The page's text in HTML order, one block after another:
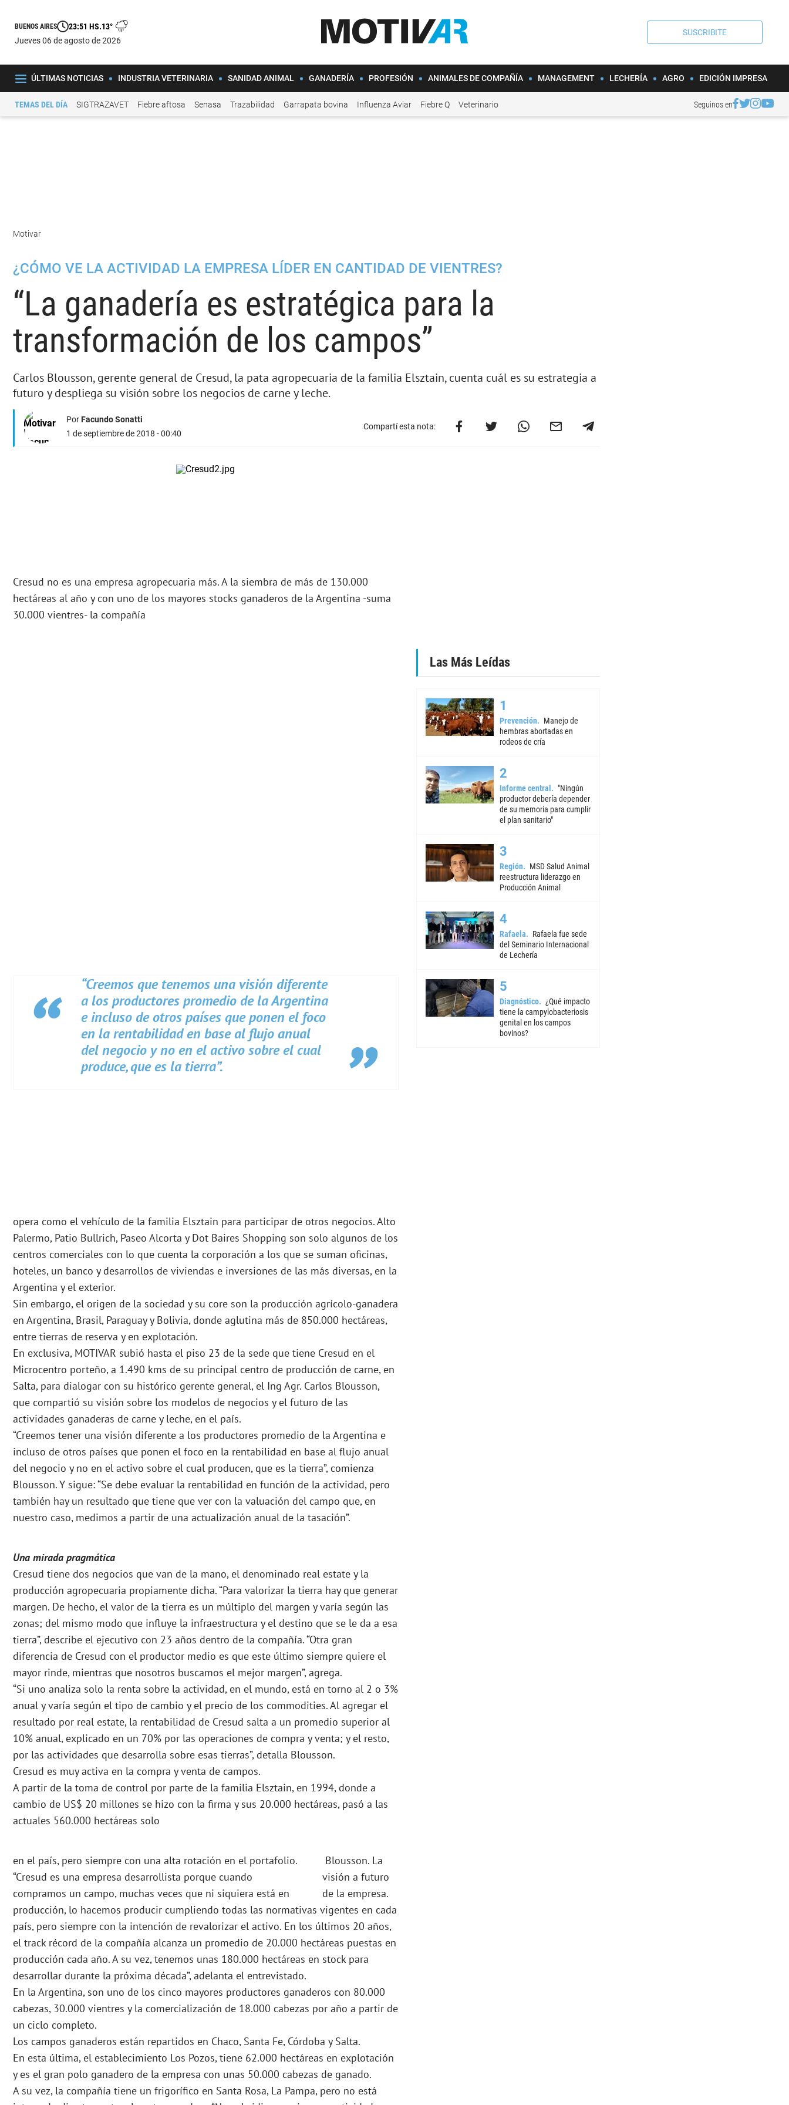
BUENOS AIRES 23:51 HS.13°
jueves 06 de agosto de 2026
SUSCRIBITE
ÚLTIMAS NOTICIAS INDUSTRIA VETERINARIA SANIDAD ANIMAL GANADERÍA PROFESIÓN ANIMALES DE COMPAÑÍA MANAGEMENT LECHERÍA AGRO EDICIÓN IMPRESA
TEMAS DEL DÍA SIGTRAZAVET Fiebre aftosa Senasa Trazabilidad Garrapata bovina Influenza Aviar Fiebre Q Veterinario Seguinos en
Motivar
¿CÓMO VE LA ACTIVIDAD LA EMPRESA LÍDER EN CANTIDAD DE VIENTRES?
“La ganadería es estratégica para la
transformación de los campos”
Carlos Blousson, gerente general de Cresud, la pata agropecuaria de la familia Elsztain, cuenta cuál es su estrategia a
futuro y despliega su visión sobre los negocios de carne y leche.
PorFacundo Sonatti
1 de septiembre de 2018 - 00:40
Compartí esta nota:
Cresud no es una empresa agropecuaria más. A la siembra de más de 130.000
hectáreas al año y con uno de los mayores stocks ganaderos de la Argentina -suma
30.000 vientres- la compañía
“Creemos que tenemos una visión diferente
a los productores promedio de la Argentina
e incluso de otros países que ponen el foco
en la rentabilidad en base al flujo anual
del negocio y no en el activo sobre el cual
produce, que es la tierra”.
opera como el vehículo de la familia Elsztain para participar de otros negocios. Alto
Palermo, Patio Bullrich, Paseo Alcorta y Dot Baires Shopping son solo algunos de los
centros comerciales con lo que cuenta la corporación a los que se suman oficinas,
hoteles, un banco y desarrollos de viviendas e inversiones de las más diversas, en la
Argentina y el exterior.
Sin embargo, el origen de la sociedad y su core son la producción agrícolo-ganadera
en Argentina, Brasil, Paraguay y Bolivia, donde aglutina más de 850.000 hectáreas,
entre tierras de reserva y en explotación.
En exclusiva, MOTIVAR subió hasta el piso 23 de la sede que tiene Cresud en el
Microcentro porteño, a 1.490 kms de su principal centro de producción de carne, en
Salta, para dialogar con su histórico gerente general, el Ing Agr. Carlos Blousson,
que compartió su visión sobre los modelos de negocios y el futuro de las
actividades ganaderas de carne y leche, en el país.
“Creemos tener una visión diferente a los productores promedio de la Argentina e
incluso de otros países que ponen el foco en la rentabilidad en base al flujo anual
del negocio y no en el activo sobre el cual producen, que es la tierra”, comienza
Blousson. Y sigue: “Se debe evaluar la rentabilidad en función de la actividad, pero
también hay un resultado que tiene que ver con la valuación del campo que, en
nuestro caso, medimos a partir de una actualización anual de la tasación”.
Una mirada pragmática
Cresud tiene dos negocios que van de la mano, el denominado real estate y la
producción agropecuaria propiamente dicha. “Para valorizar la tierra hay que generar
margen. De hecho, el valor de la tierra es un múltiplo del margen y varía según las
zonas; del mismo modo que influye la infraestructura y el destino que se le da a esa
tierra”, describe el ejecutivo con 23 años dentro de la compañía. “Otra gran
diferencia de Cresud con el productor medio es que este último siempre quiere el
mayor rinde, mientras que nosotros buscamos el mejor margen”, agrega.
“Si uno analiza solo la renta sobre la actividad, en el mundo, está en torno al 2 o 3%
anual y varía según el tipo de cambio y el precio de los commodities. Al agregar el
resultado por real estate, la rentabilidad de Cresud salta a un promedio superior al
10% anual, explicado en un 70% por las operaciones de compra y venta; y el resto,
por las actividades que desarrolla sobre esas tierras”, detalla Blousson.
Cresud es muy activa en la compra y venta de campos.
A partir de la toma de control por parte de la familia Elsztain, en 1994, donde a
cambio de US$ 20 millones se hizo con la firma y sus 20.000 hectáreas, pasó a las
actuales 560.000 hectáreas solo
Blousson. La
visión a futuro
de la empresa.
en el país, pero siempre con una alta rotación en el portafolio.
“Cresud es una empresa desarrollista porque cuando
compramos un campo, muchas veces que ni siquiera está en
producción, lo hacemos producir cumpliendo todas las normativas vigentes en cada
país, pero siempre con la intención de revalorizar el activo. En los últimos 20 años,
el track récord de la compañía alcanza un promedio de 20.000 hectáreas puestas en
producción cada año. A su vez, tenemos unas 180.000 hectáreas en stock para
desarrollar durante la próxima década”, adelanta el entrevistado.
En la Argentina, son uno de los cinco mayores productores ganaderos con 80.000
cabezas, 30.000 vientres y la comercialización de 18.000 cabezas por año a partir de
un ciclo completo.
Los campos ganaderos están repartidos en Chaco, Santa Fe, Córdoba y Salta.
En esta última, el establecimiento Los Pozos, tiene 62.000 hectáreas en explotación
y es el gran polo ganadero de la empresa con unas 50.000 cabezas de ganado.
A su vez, la compañía tiene un frigorífico en Santa Rosa, La Pampa, pero no está
Las Más Leídas
Prevención
Manejo de
hembras abortadas en
rodeos de cría
Informe central
"Ningún
productor debería depender
de su memoria para cumplir
el plan sanitario"
Región
MSD Salud Animal
reestructura liderazgo en
Producción Animal
Rafaela
Rafaela fue sede
del Seminario Internacional
de Lechería
Diagnóstico
¿Qué impacto
tiene la campylobacteriosis
genital en los campos
bovinos?